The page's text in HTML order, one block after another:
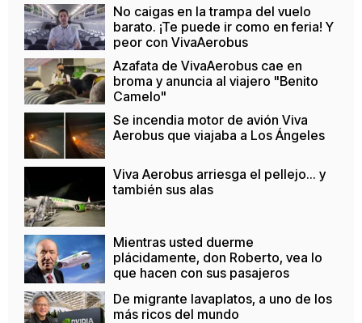
No caigas en la trampa del vuelo
barato. ¡Te puede ir como en feria! Y
peor con VivaAerobus
Azafata de VivaAerobus cae en
broma y anuncia al viajero "Benito
Camelo"
Se incendia motor de avión Viva
Aerobus que viajaba a Los Ángeles
Viva Aerobus arriesga el pellejo... y
también sus alas
Mientras usted duerme
plácidamente, don Roberto, vea lo
que hacen con sus pasajeros
De migrante lavaplatos, a uno de los
más ricos del mundo